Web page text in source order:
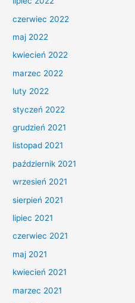
czerwiec 2022
maj 2022
kwiecień 2022
marzec 2022
luty 2022
styczeń 2022
grudzień 2021
listopad 2021
październik 2021
wrzesień 2021
sierpień 2021
lipiec 2021
czerwiec 2021
maj 2021
kwiecień 2021
marzec 2021